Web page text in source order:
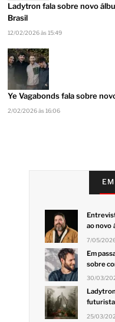
Ladytron fala sobre novo
Brasil
12/02/2026 às 15:49
Ye Vagabonds fala sobre
2/02/2026 às 16:06
ao novo
7/05/
Em
sobre
30/03/
futurista
25/03/